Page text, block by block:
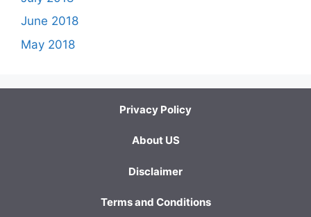
June 2018
May 2018
Privacy Policy
About US
Disclaimer
Terms and Conditions